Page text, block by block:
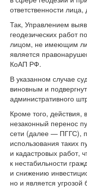
ответственности
Так, Управлением
геодезических работ
лицом, не имеющим
является
КоАП РФ.
В указанном случае
виновным и
административного
Кроме того, действия,
незаконный перенос
сети (далее — ПГГС),
использования таких
и кадастровых работ,
к нестабильности
и снижению
но и является